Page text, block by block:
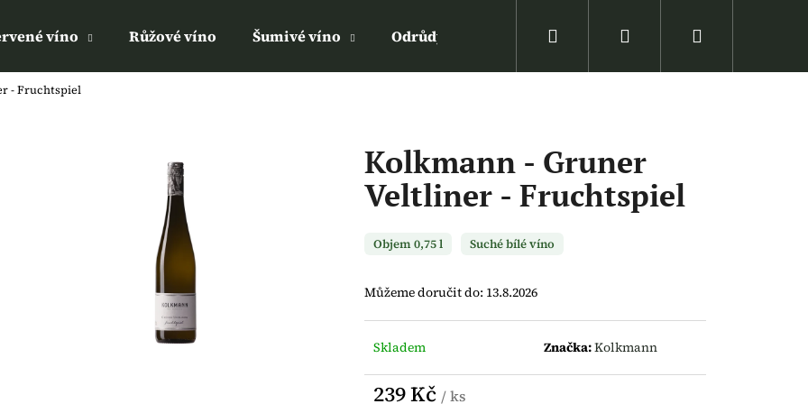
víno Růžové víno Šumivé víno Odrůdy vína Víno podle ceny Zpět na web
Přihlášení
- Fruchtspiel
Kolkmann - Gruner
Veltliner - Fruchtspiel
Objem 0,75 l Suché bílé víno
Můžeme doručit do: 13.8.2026
Skladem Značka:Kolkmann
239 Kč / ks
Co potřebujete najít?
Doporučujeme